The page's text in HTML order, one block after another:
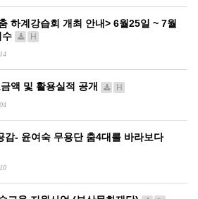
하계강습회 개최 안내> 6월25일 ~ 7월
수
H
액 및 활용실적 공개 H
감- 윤여숙 무용단 춤4대를 바라보다